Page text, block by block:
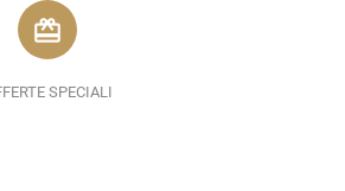
redeem
SPECIALI